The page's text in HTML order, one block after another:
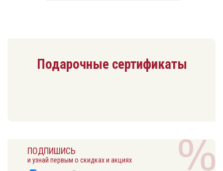
Подарочные сертификаты
ПОДПИШИСЬ
и узнай первым о скидках и акциях